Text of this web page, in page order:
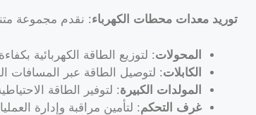
توريد معدات محطات الكهرباء: نقدم مجموعة
المحولات: لتوزيع الطاقة الكهربائية
الكابلات: لتوصيل الطاقة عبر المسافات
المولدات الكبيرة: لتوفير الطاقة
غرف التحكم : لتأمين مراقبة وإدارة